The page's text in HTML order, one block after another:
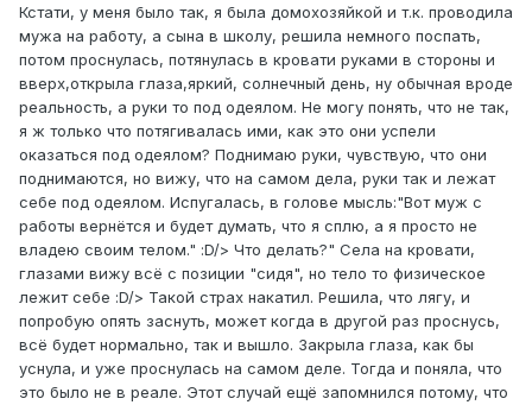
Кстати, у меня было так, я была домохозяйкой и т.к. проводила
мужа на работу, а сына в школу, решила немного поспать,
потом проснулась, потянулась в кровати руками в стороны и
вверх,открыла глаза,яркий, солнечный день, ну обычная вроде
реальность, а руки то под одеялом. Не могу понять, что не так,
я ж только что потягивалась ими, как это они успели
оказаться под одеялом? Поднимаю руки, чувствую, что они
поднимаются, но вижу, что на самом дела, руки так и лежат
себе под одеялом. Испугалась, в голове мысль:"Вот муж с
работы вернётся и будет думать, что я сплю, а я просто не
владею своим телом." :D/> Что делать?" Села на кровати,
глазами вижу всё с позиции "сидя", но тело то физическое
лежит себе :D/> Такой страх накатил. Решила, что лягу, и
попробую опять заснуть, может когда в другой раз проснусь,
всё будет нормально, так и вышло. Закрыла глаза, как бы
уснула, и уже проснулась на самом деле. Тогда и поняла, что
это было не в реале. Этот случай ещё запомнился потому, что